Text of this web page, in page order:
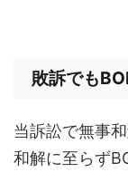
敗訴でも
当訴訟で無事
和解に至らず